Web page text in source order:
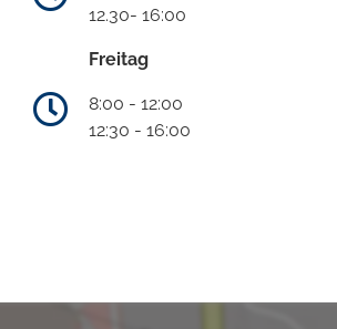
12.30- 16:00
Freitag
8:00 - 12:00
12:30 - 16:00